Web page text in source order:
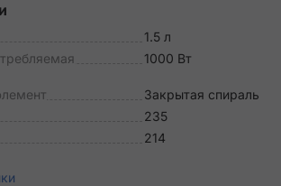
1.5 л
1000 Вт
Закрытая спираль
235
214